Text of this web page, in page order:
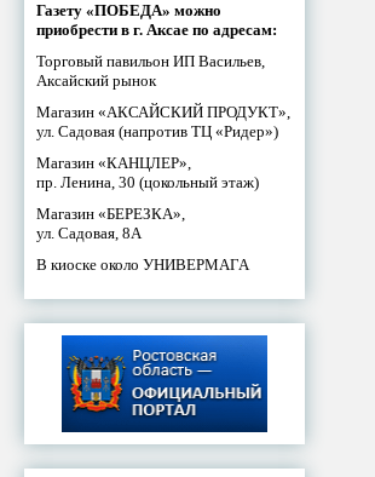
Газету «ПОБЕДА» можно
приобрести в г. Аксае по адресам:
Торговый павильон ИП Васильев,
Аксайский рынок
Магазин «АКСАЙСКИЙ ПРОДУКТ»,
ул. Садовая (напротив ТЦ «Ридер»)
Магазин «КАНЦЛЕР»,
пр. Ленина, 30 (цокольный этаж)
Магазин «БЕРЕЗКА»,
ул. Садовая, 8А
В киоске около УНИВЕРМАГА